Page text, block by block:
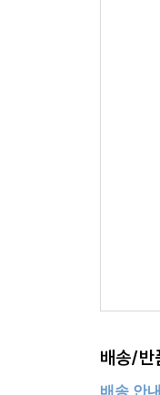
배송/반
배송 안내